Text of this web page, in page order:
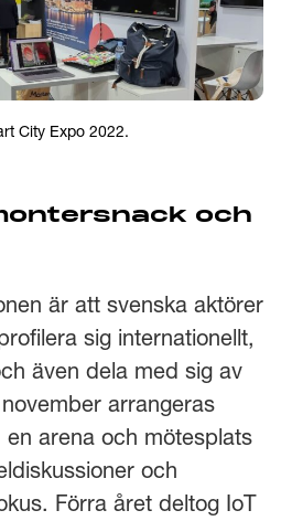
City Expo 2022.
och
är att svenska aktörer
sig internationellt,
även dela med sig av
arrangeras
en arena och mötesplats
och
Förra året deltog IoT